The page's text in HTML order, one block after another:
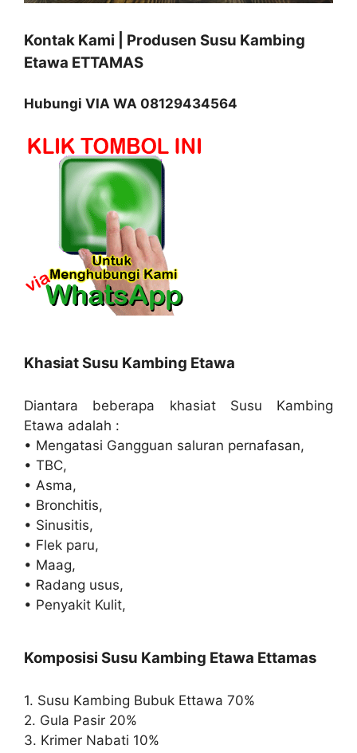
Kontak Kami | Produsen Susu Kambing
Etawa ETTAMAS
Hubungi VIA WA 08129434564
Khasiat Susu Kambing Etawa
Diantara beberapa khasiat Susu Kambing
Etawa adalah :
• Mengatasi Gangguan saluran pernafasan,
• TBC,
• Asma,
• Bronchitis,
• Sinusitis,
• Flek paru,
• Maag,
• Radang usus,
• Penyakit Kulit,
Komposisi Susu Kambing Etawa Ettamas
1. Susu Kambing Bubuk Ettawa 70%
2. Gula Pasir 20%
3. Krimer Nabati 10%